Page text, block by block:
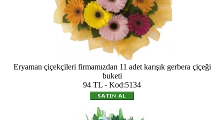
Eryaman çiçekçileri firmamızdan 11 adet karışık gerbera çiçeği
buketi
94 TL - Kod:5134